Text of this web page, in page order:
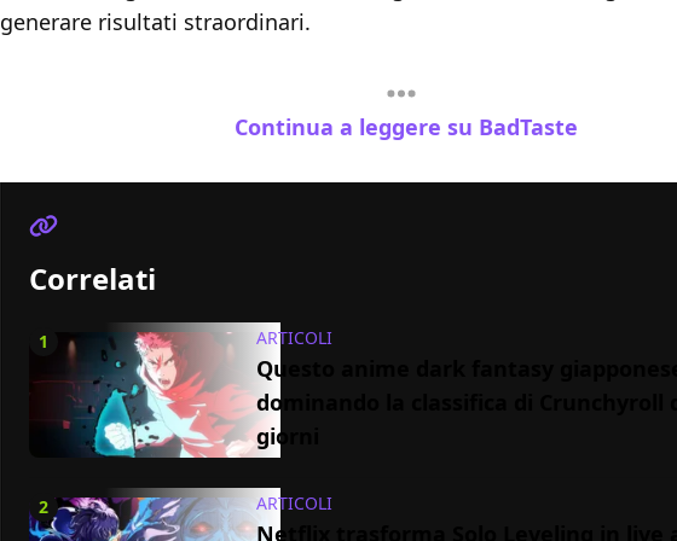
generare risultati straordinari.
Continua a leggere su BadTaste
Correlati
1 ARTICOLI
Questo anime dark fantasy giapponese
dominando la classifica di Crunchyroll
giorni
2 ARTICOLI
Netflix trasforma Solo Leveling in live